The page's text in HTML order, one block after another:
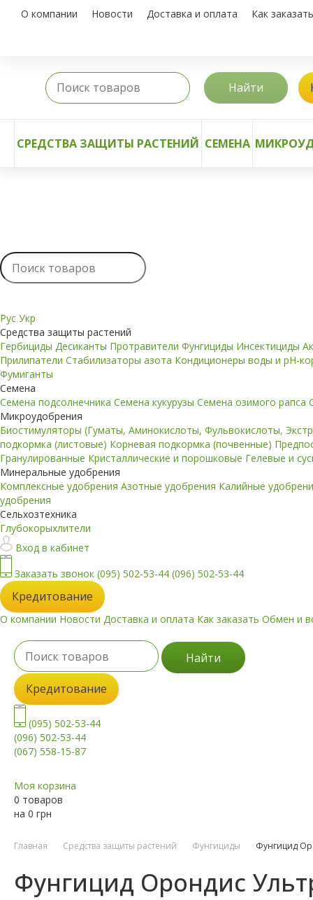
О компании Новости Доставка и оплата Как заказать
Найти
СРЕДСТВА ЗАЩИТЫ РАСТЕНИЙ СЕМЕНА
Рус Укр
Средства защиты растений
Гербициды Десиканты Протравители Фунгициды Инсектициды
Прилипатели Стабилизаторы азота Кондиционеры воды и pH-
Фумиганты
Семена
Семена подсолнечника Семена кукурузы Семена озимого рапса
Микроудобрения
Биостимуляторы (Гуматы, Аминокислоты, Фульвокислоты,
подкормка (листовые) Корневая подкормка (почвенные)
Гранулированные Кристаллические и порошковые Гелевые и
Минеральные удобрения
Комплексные удобрения Азотные удобрения Калийные
удобрения
Сельхозтехника
Глубокорыхлители
Вход в кабинет
Заказать звонок (095) 502-53-44 (096) 502-53-44
Кредитование
О компании Новости Доставка и оплата Как заказать Обмен и
Найти
Кредитование
(095) 502-53-44
(096) 502-53-44
(067) 558-15-87
Моя корзина
0 товаров
на 0 грн
Главная Средства защиты растений Фунгициды Фунгицид
Фунгицид Орондис